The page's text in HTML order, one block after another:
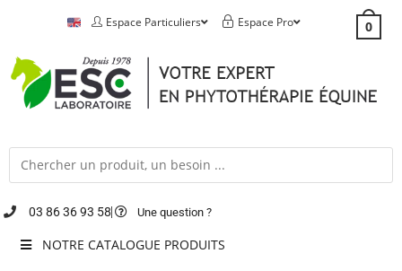
Espace Particuliers Espace Pro 0
03 86 36 93 58 Une question ?
NOTRE CATALOGUE PRODUITS